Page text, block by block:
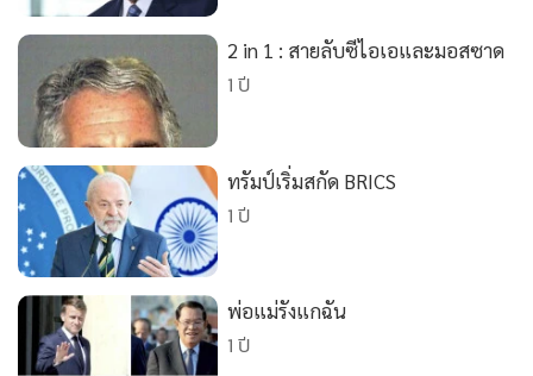
• Management & HR
MGR Live
Infographic
• การเมือง
• ท่องเที่ยว
•
กีฬา
• ต่างประเทศ
เศรษฐกิจ-ธุรกิจ
จีน
2 in 1 : สายลับซีไอเอและมอสซาด
1 ปี
ทรัมป์เริ่มสกัด BRICS
1 ปี
พ่อแม่รังแกฉัน
1 ปี